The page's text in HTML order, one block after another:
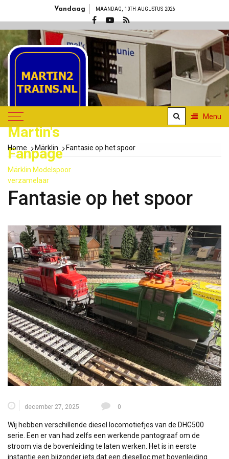
Vandaag MAANDAG, 10TH AUGUSTUS 2026
Martin's
Fanpage
Märklin Modelspoor
verzamelaar
Menu
Home Märklin Fantasie op het spoor
Fantasie op het spoor
december 27, 2025 0
Wij hebben verschillende diesel locomotiefjes van de DHG500
serie. Een er van had zelfs een werkende pantograaf om de
stroom via de bovenleiding te laten werken. Het is in eerste
instantie een bijzonder iets dat een dieselloc met bovenleiding